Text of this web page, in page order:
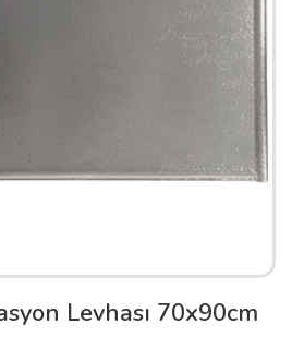
Levhası 70x90cm